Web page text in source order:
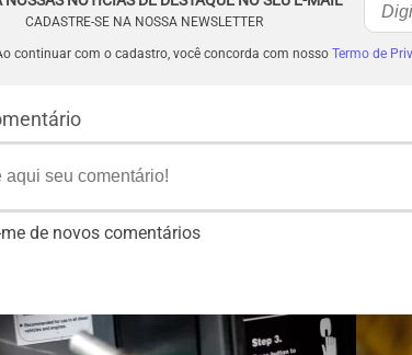
CADASTRE-SE NA NOSSA NEWSLETTER
continuar com o cadastro, você concorda com nosso Termo de
de novos comentários